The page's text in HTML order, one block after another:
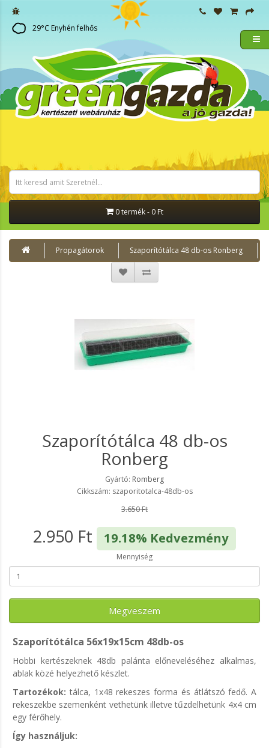
29°C Enyhén felhős
0 termék - 0 Ft
Propagátorok Szaporítótálca 48 db-os Ronberg
Szaporítótálca 48 db-os
Ronberg
Gyártó: Romberg
Cikkszám: szaporitotalca-48db-os
3.650 Ft
2.950 Ft 19.18% Kedvezmény
Mennyiség
Megveszem
Szaporítótálca 56x19x15cm 48db-os
Hobbi kertészeknek 48db palánta előneveléséhez alkalmas,
ablak közé helyezhető készlet.
Tartozékok:tálca, 1x48 rekeszes forma és átlátszó fedő. A
rekeszekbe szemenként vethetünk illetve tűzdelhetünk 4x4 cm
egy férőhely.
Így használjuk: